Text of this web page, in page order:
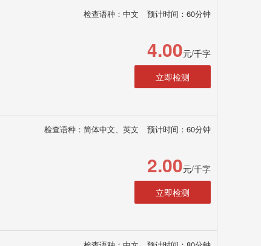
检查语种：中文 预计时间：60分钟
4.00元/千字
立即检测
检查语种：简体中文、英文 预计时间：60分钟
2.00元/千字
立即检测